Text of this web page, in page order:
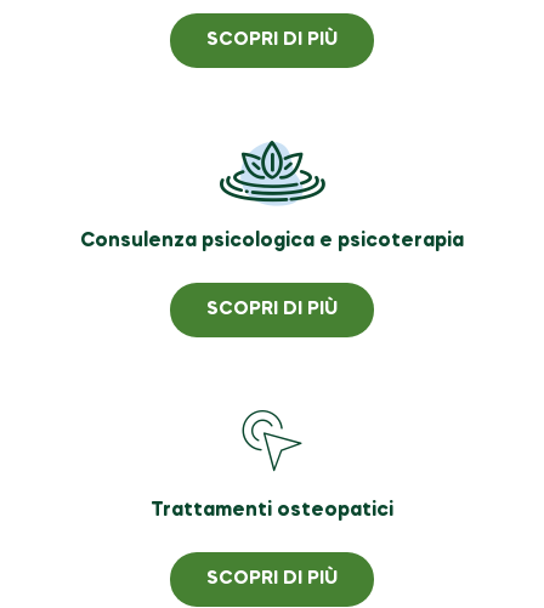
SCOPRI DI PIÙ
Consulenza psicologica e psicoterapia
SCOPRI DI PIÙ
Trattamenti osteopatici
SCOPRI DI PIÙ